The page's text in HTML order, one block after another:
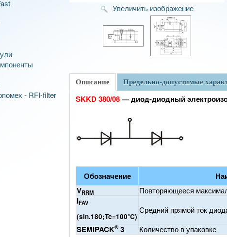
- RFI-filter
Увеличить изображение
Описание Предельно-допустимые
SKKD 380/08— диод-диодный
Обозначение
VRRM Повторяющееся
IFAV
(sin.180;Tc=100°C)
Средний прямой ток
SEMIPACK® 3 Количество в упаковке